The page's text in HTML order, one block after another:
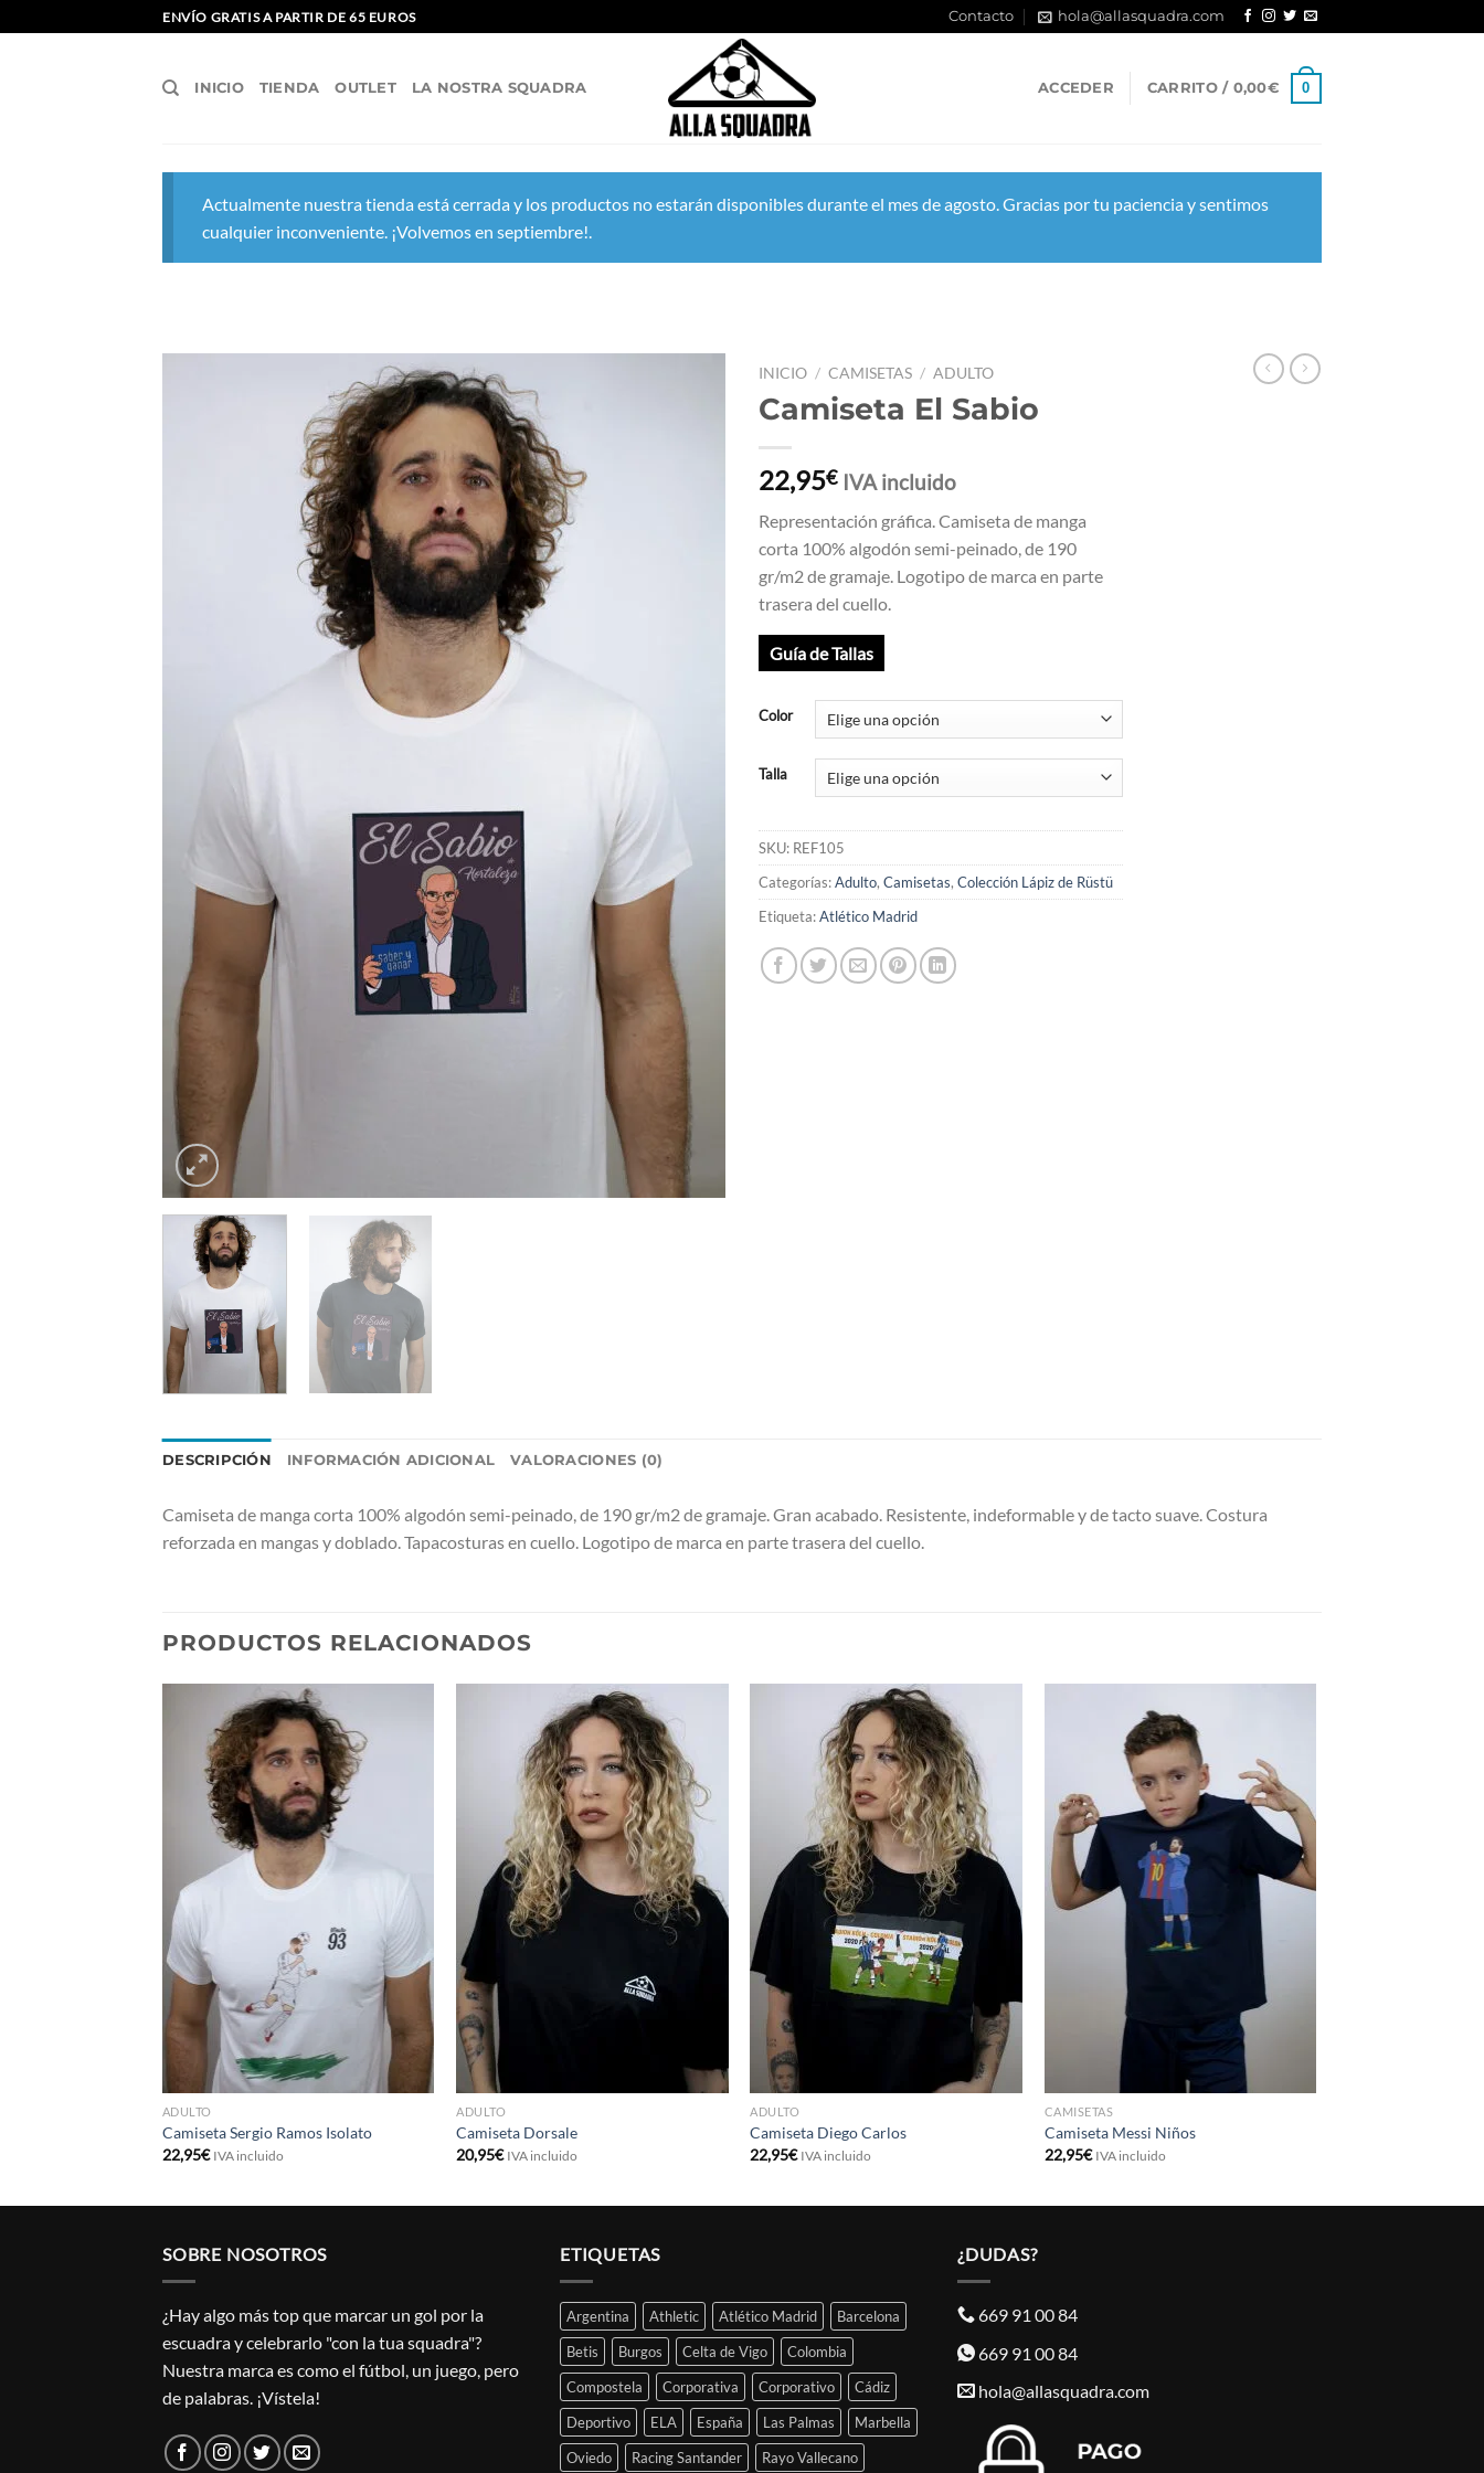
al
ENVÍO GRATIS A PARTIR DE 65 EUROS Contacto hola@allasquadra.com
INICIO TIENDA OUTLET LA NOSTRA SQUADRA ACCEDER CARRITO / 0,00€ 0
Actualmente nuestra tienda está cerrada y los productos no estarán disponibles durante el mes de agosto. Gracias por tu paciencia y sentimos
cualquier inconveniente. ¡Volvemos en septiembre!.
INICIO / CAMISETAS / ADULTO
Camiseta El Sabio
22,95€ IVA incluido
Representación gráfica. Camiseta de manga
corta 100% algodón semi-peinado, de 190
gr/m2 de gramaje. Logotipo de marca en parte
trasera del cuello.
Guía de Tallas
Color
Talla
SKU: REF105
Categorías:Adulto, Camisetas, Colección Lápiz de Rüstü
Etiqueta:Atlético Madrid
DESCRIPCIÓN INFORMACIÓN ADICIONAL VALORACIONES (0)
Camiseta de manga corta 100% algodón semi-peinado, de 190 gr/m2 de gramaje. Gran acabado. Resistente, indeformable y de tacto suave. Costura
reforzada en mangas y doblado. Tapacosturas en cuello. Logotipo de marca en parte trasera del cuello.
PRODUCTOS RELACIONADOS
ADULTO
Camiseta Sergio Ramos Isolato
22,95€ IVA incluido
ADULTO
Camiseta Dorsale
20,95€ IVA incluido
ADULTO
Camiseta Diego Carlos
22,95€ IVA incluido
CAMISETAS
Camiseta Messi Niños
22,95€ IVA incluido
SOBRE NOSOTROS
¿Hay algo más top que marcar un gol por la
escuadra y celebrarlo "con la tua squadra"?
Nuestra marca es como el fútbol, un juego, pero
de palabras. ¡Vístela!
ETIQUETAS
Argentina Athletic Atlético Madrid
Barcelona
Betis
Burgos Celta de Vigo
Colombia
Compostela
Corporativa Corporativo
Cádiz
Deportivo
ELA España Las Palmas
Marbella
Oviedo
Racing Santander Rayo Vallecano
¿DUDAS?
669 91 00 84
669 91 00 84
hola@allasquadra.com